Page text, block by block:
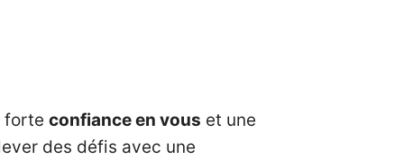
forte confiance en vous et une
des défis avec une